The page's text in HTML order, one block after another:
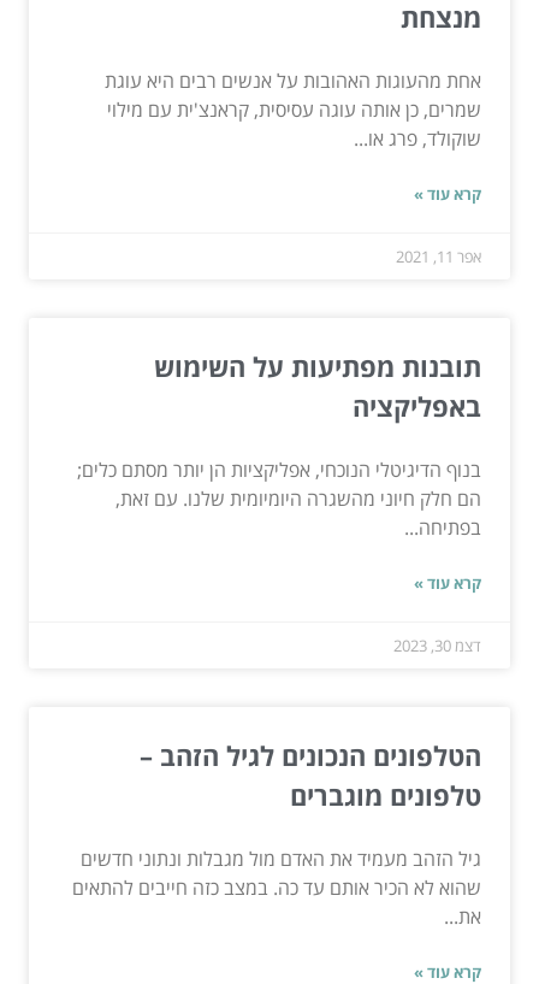
מנצחת
אחת מהעוגות האהובות על אנשים רבים היא עוגת
שמרים, כן אותה עוגה עסיסית, קראנצ'ית עם מילוי
שוקולד, פרג או...
קרא עוד »
אפר 11, 2021
תובנות מפתיעות על השימוש
באפליקציה
בנוף הדיגיטלי הנוכחי, אפליקציות הן יותר מסתם כלים;
הם חלק חיוני מהשגרה היומיומית שלנו. עם זאת,
בפתיחה...
קרא עוד »
דצמ 30, 2023
הטלפונים הנכונים לגיל הזהב –
טלפונים מוגברים
גיל הזהב מעמיד את האדם מול מגבלות ונתוני חדשים
שהוא לא הכיר אותם עד כה. במצב כזה חייבים להתאים
את...
קרא עוד »